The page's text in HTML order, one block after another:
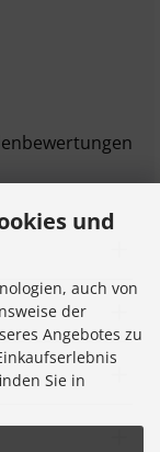
und
auch von
der
Angebotes zu
Sie in